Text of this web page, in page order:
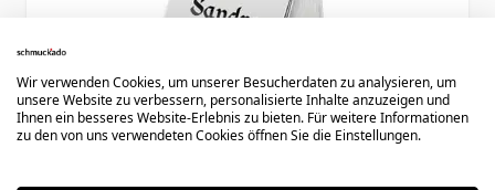
Wir verwenden Cookies, um unserer Besucherdaten zu analysieren, um
unsere Website zu verbessern, personalisierte Inhalte anzuzeigen und
Ihnen ein besseres Website-Erlebnis zu bieten. Für weitere Informationen
zu den von uns verwendeten Cookies öffnen Sie die Einstellungen.